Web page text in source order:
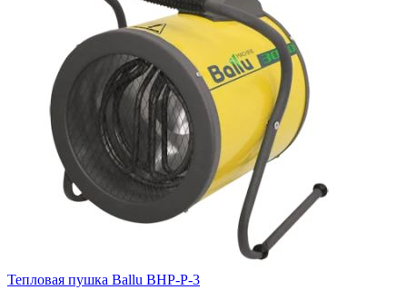
Тепловая пушка Ballu BHР-Р-3